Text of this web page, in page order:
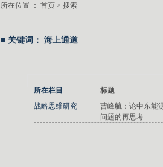
所在位置 ： 首页 > 搜索
■ 关键词： 海上通道
所在栏目 标题
战略思维研究
曹峰毓：论中东能
问题的再思考